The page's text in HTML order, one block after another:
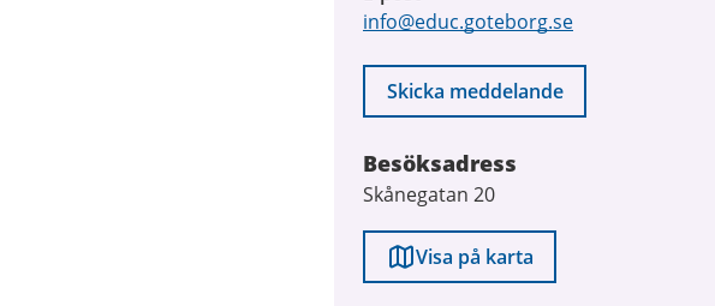
info@educ.goteborg.se
Skicka meddelande
Besöksadress
Skånegatan 20
Visa på karta